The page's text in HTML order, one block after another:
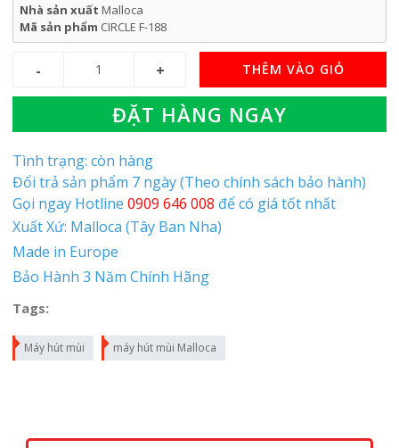
Nhà sản xuất Malloca
Mã sản phẩm CIRCLE F-188
THÊM VÀO GIỎ
ĐẶT HÀNG NGAY
Tình trạng: còn hàng
Đổi trả sản phẩm 7 ngày (Theo chính sách bảo hành)
Gọi ngay Hotline 0909 646 008 để có giá tốt nhất
Xuất Xứ: Malloca (Tây Ban Nha)
Made in Europe
Bảo Hành 3 Năm Chính Hãng
Tags:
Máy hút mùi máy hút mùi Malloca